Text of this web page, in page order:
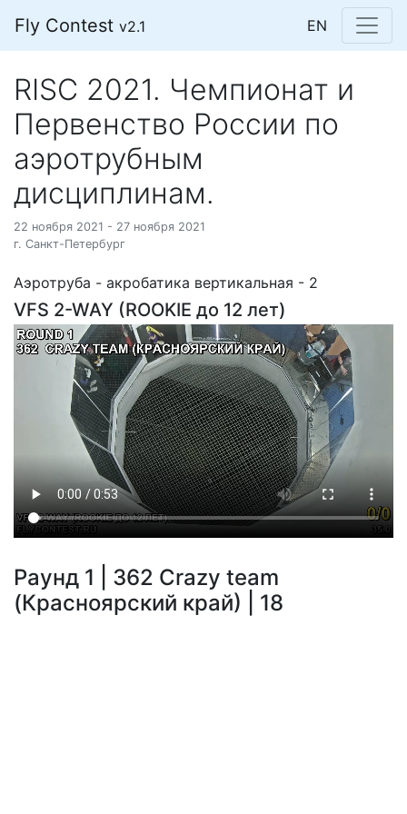
Fly Contest v2.1 EN
RISC 2021. Чемпионат и
Первенство России по
аэротрубным
дисциплинам.
22 ноября 2021 - 27 ноября 2021
г. Санкт-Петербург
Аэротруба - акробатика вертикальная - 2
VFS 2-WAY (ROOKIE до 12 лет)
Раунд 1 | 362 Crazy team
(Красноярский край) | 18